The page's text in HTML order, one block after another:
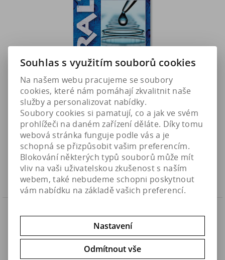
Časopis CORAL - "SEA CHANGE" (MAY-JUN´20)
172,80 Kč (bez DPH)
CM_M-J_20
Skladem
Koupit
Souhlas s využitím souborů cookies
Na našem webu pracujeme se soubory
cookies, které nám pomáhají zkvalitnit naše
služby a personalizovat nabídky.
Soubory cookies si pamatují, co a jak ve svém
prohlížeči na daném zařízení děláte. Díky tomu
webová stránka funguje podle vás a je
schopná se přizpůsobit vašim preferencím.
Blokování některých typů souborů může mít
vliv na vaši uživatelskou zkušenost s naším
webem, také nebudeme schopni poskytnout
vám nabídku na základě vašich preferencí.
Nastavení
Odmítnout vše